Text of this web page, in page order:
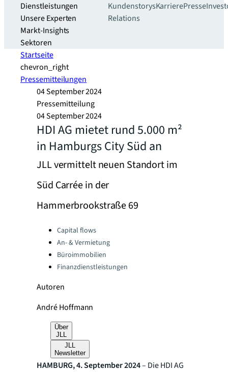
Dienstleistungen
Unsere Experten
Markt-Insights
Sektoren​
KundenstorysKarrierePresse
Relations
Startseite
chevron_right
Pressemitteilungen
04 September 2024
Pressemitteilung
04 September 2024
HDI AG mietet rund 5.000 m²
in Hamburgs City Süd an
JLL vermittelt neuen Standort im
Süd Carrée in der
Hammerbrookstraße 69
Categories:Capital flows
An- & Vermietung
Büroimmobilien
Finanzdienstleistungen
Autoren
André Hoffmann
Über
JLL
JLL
Newsletter
HAMBURG, 4. September 2024– Die HDI AG